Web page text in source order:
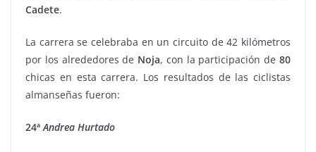
Cadete.
La carrera se celebraba en un circuito de 42 kilómetros
por los alrededores de Noja, con la participación de80
chicas en esta carrera. Los resultados de las ciclistas
almanseñas fueron:
24ª Andrea Hurtado